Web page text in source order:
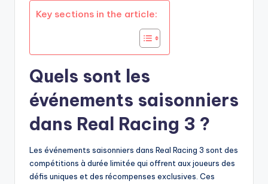
Key sections in the article:
Quels sont les
événements saisonniers
dans Real Racing 3 ?
Les événements saisonniers dans Real Racing 3 sont des
compétitions à durée limitée qui offrent aux joueurs des
défis uniques et des récompenses exclusives. Ces